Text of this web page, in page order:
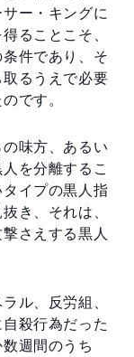
ー・キングに
ることこそ、
件であり、そ
るうえで必要
です。
味方、あるい
を分離するこ
イプの黒人指
き、それは、
さえする黒人
ル、反労組、
殺行為だった
週間のうち